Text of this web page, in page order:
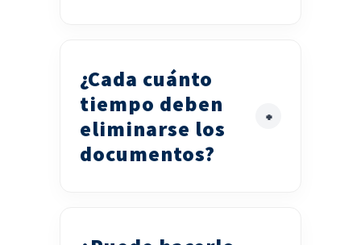
¿Cada cuánto
tiempo deben
eliminarse los
documentos?